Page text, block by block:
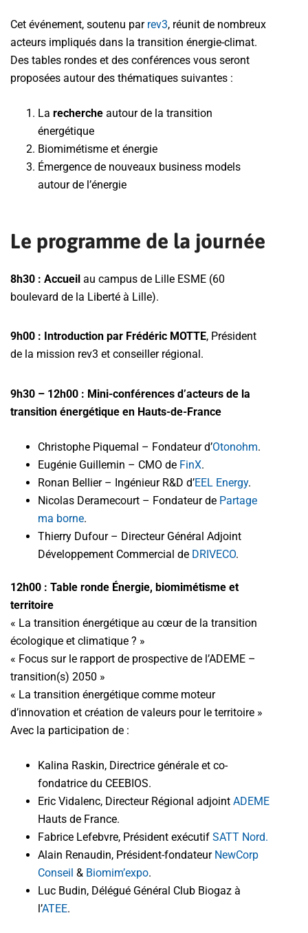
Cet événement, soutenu par rev3, réunit de nombreux
acteurs impliqués dans la transition énergie-climat.
Des tables rondes et des conférences vous seront
proposées autour des thématiques suivantes :
La recherche autour de la transition
énergétique
Biomimétisme et énergie
Émergence de nouveaux business models
autour de l’énergie
Le programme de la journée
8h30 : Accueil au campus de Lille ESME (60
boulevard de la Liberté à Lille).
9h00 : Introduction par Frédéric MOTTE, Président
de la mission rev3 et conseiller régional.
9h30 – 12h00 : Mini-conférences d’acteurs de la
transition énergétique en Hauts-de-France
Christophe Piquemal – Fondateur d’Otonohm.
Eugénie Guillemin – CMO de FinX.
Ronan Bellier – Ingénieur R&D d’EEL Energy.
Nicolas Deramecourt – Fondateur de Partage
ma borne.
Thierry Dufour – Directeur Général Adjoint
Développement Commercial de DRIVECO.
12h00 : Table ronde Énergie, biomimétisme et
territoire
« La transition énergétique au cœur de la transition
écologique et climatique ? »
« Focus sur le rapport de prospective de l’ADEME –
transition(s) 2050 »
« La transition énergétique comme moteur
d’innovation et création de valeurs pour le territoire »
Avec la participation de :
Kalina Raskin, Directrice générale et co-
fondatrice du CEEBIOS.
Eric Vidalenc, Directeur Régional adjoint ADEME
Hauts de France.
Fabrice Lefebvre, Président exécutif SATT Nord.
Alain Renaudin, Président-fondateur NewCorp
Conseil & Biomim’expo.
Luc Budin, Délégué Général Club Biogaz à
l’ATEE.